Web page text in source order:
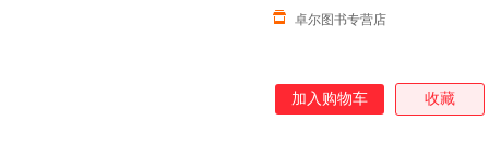
卓尔图书专营店
加入购物车 收藏